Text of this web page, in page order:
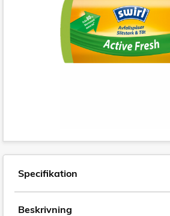
Specifikation
Beskrivning